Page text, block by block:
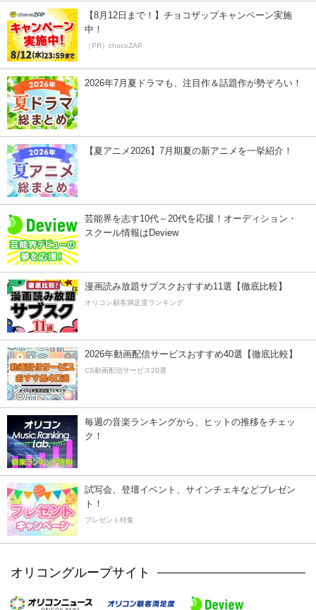
【8月12日まで！】チョコザップキャンペーン実施
中！
（PR）chocoZAP
2026年7月夏ドラマも、注目作＆話題作が勢ぞろい！
【夏アニメ2026】7月期夏の新アニメを一挙紹介！
芸能界を志す10代～20代を応援！オーディション・
スクール情報はDeview
漫画読み放題サブスクおすすめ11選【徹底比較】
オリコン顧客満足度ランキング
2026年動画配信サービスおすすめ40選【徹底比較】
CS動画配信サービス20選
毎週の音楽ランキングから、ヒットの推移をチェッ
ク！
試写会、登壇イベント、サインチェキなどプレゼン
ト！
プレゼント特集
オリコングループサイト